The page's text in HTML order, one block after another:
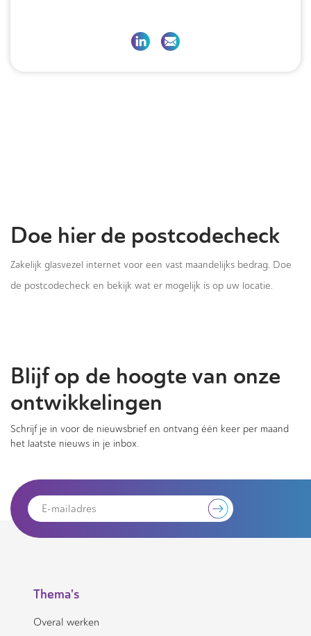
Doe hier de postcodecheck
Zakelijk glasvezel internet voor een vast maandelijks bedrag. Doe
de postcodecheck en bekijk wat er mogelijk is op uw locatie.
Blijf op de hoogte van onze
ontwikkelingen
Schrijf je in voor de nieuwsbrief en ontvang één keer per maand
het laatste nieuws in je inbox.
Thema's
Overal werken